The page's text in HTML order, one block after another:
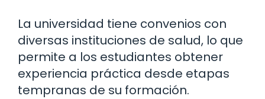
La universidad tiene convenios con
diversas instituciones de salud, lo que
permite a los estudiantes obtener
experiencia práctica desde etapas
tempranas de su formación.